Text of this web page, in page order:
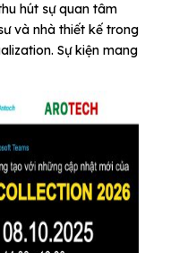
hút sự quan tâm
và nhà thiết kế trong
Sự kiện mang